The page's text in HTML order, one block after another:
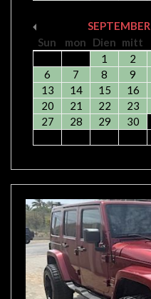
SEPTEMBER
Sun
mon Dien mitt
1
2
6
7 8 9
13
14 15 16
20
21 22 23
27
28 29 30